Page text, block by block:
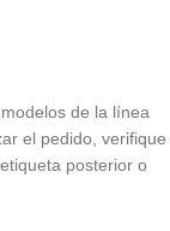
de la línea
el pedido, verifique
posterior o